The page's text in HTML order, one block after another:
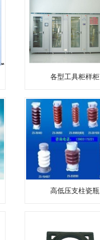
各型工具柜样柜
高低压支柱瓷瓶